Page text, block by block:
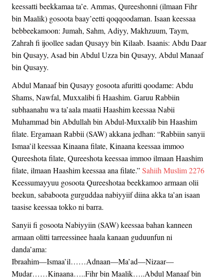
keessatti beekkamaa ta’e. Ammas, Qureeshonni (ilmaan Fihr
bin Maalik) gosoota baay’eetti qoqqoodaman. Isaan keessaa
bebbeekamoon: Jumah, Sahm, Adiyy, Makhzuum, Taym,
Zahrah fi ijoollee sadan Qusayy bin Kilaab. Isaanis: Abdu Daar
bin Qusayy, Asad bin Abdul Uzza bin Qusayy, Abdul Manaaf
bin Qusayy.
Abdul Manaaf bin Qusayy gosoota afuritti qoodame: Abdu
Shams, Nawfal, Muxxalibi fi Haashim. Garuu Rabbiin
subhaanahu wa ta’aala maatii Haashim keessaa Nabii
Muhammad bin Abdullah bin Abdul-Muxxalib bin Haashim
filate. Ergamaan Rabbii (SAW) akkana jedhan: “Rabbiin sanyii
Ismaa’il keessaa Kinaana filate, Kinaana keessaa immoo
Qureeshota filate, Qureeshota keessaa immoo ilmaan Haashim
filate, ilmaan Haashim keessaa ana filate.”Sahiih Muslim 2276
Keessumayyuu gosoota Qureeshotaa beekkamoo armaan olii
beekun, sababoota gurguddaa nabiyyiif diina akka ta’an isaan
taasise keessaa tokko ni barra.
Sanyii fi gosoota Nabiyyiin (SAW) keessaa bahan kanneen
armaan olitti tarreessinee haala kanaan guduunfun ni
danda’ama:
Ibraahim—Ismaa’il……Adnaan—Ma’ad—Nizaar—
Mudar……Kinaana…..Fihr bin Maalik…..Abdul Manaaf bin